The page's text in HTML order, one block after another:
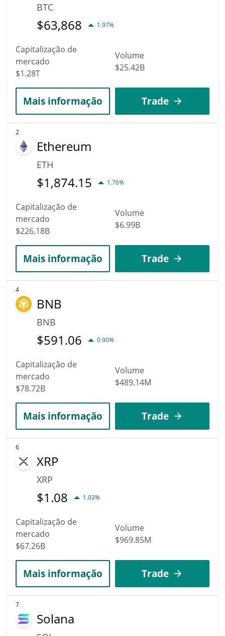
BTC
$63,868 1.97%
Capitalização de
mercado
$1.28T
Volume
$25.42B
Mais informação Trade
2
Ethereum
ETH
$1,874.15 1.76%
Capitalização de
mercado
$226.18B
Volume
$6.99B
Mais informação Trade
4
BNB
BNB
$591.06 0.90%
Capitalização de
mercado
$78.72B
Volume
$489.14M
Mais informação Trade
6
XRP
XRP
$1.08 1.03%
Capitalização de
mercado
$67.26B
Volume
$969.85M
Mais informação Trade
7
Solana